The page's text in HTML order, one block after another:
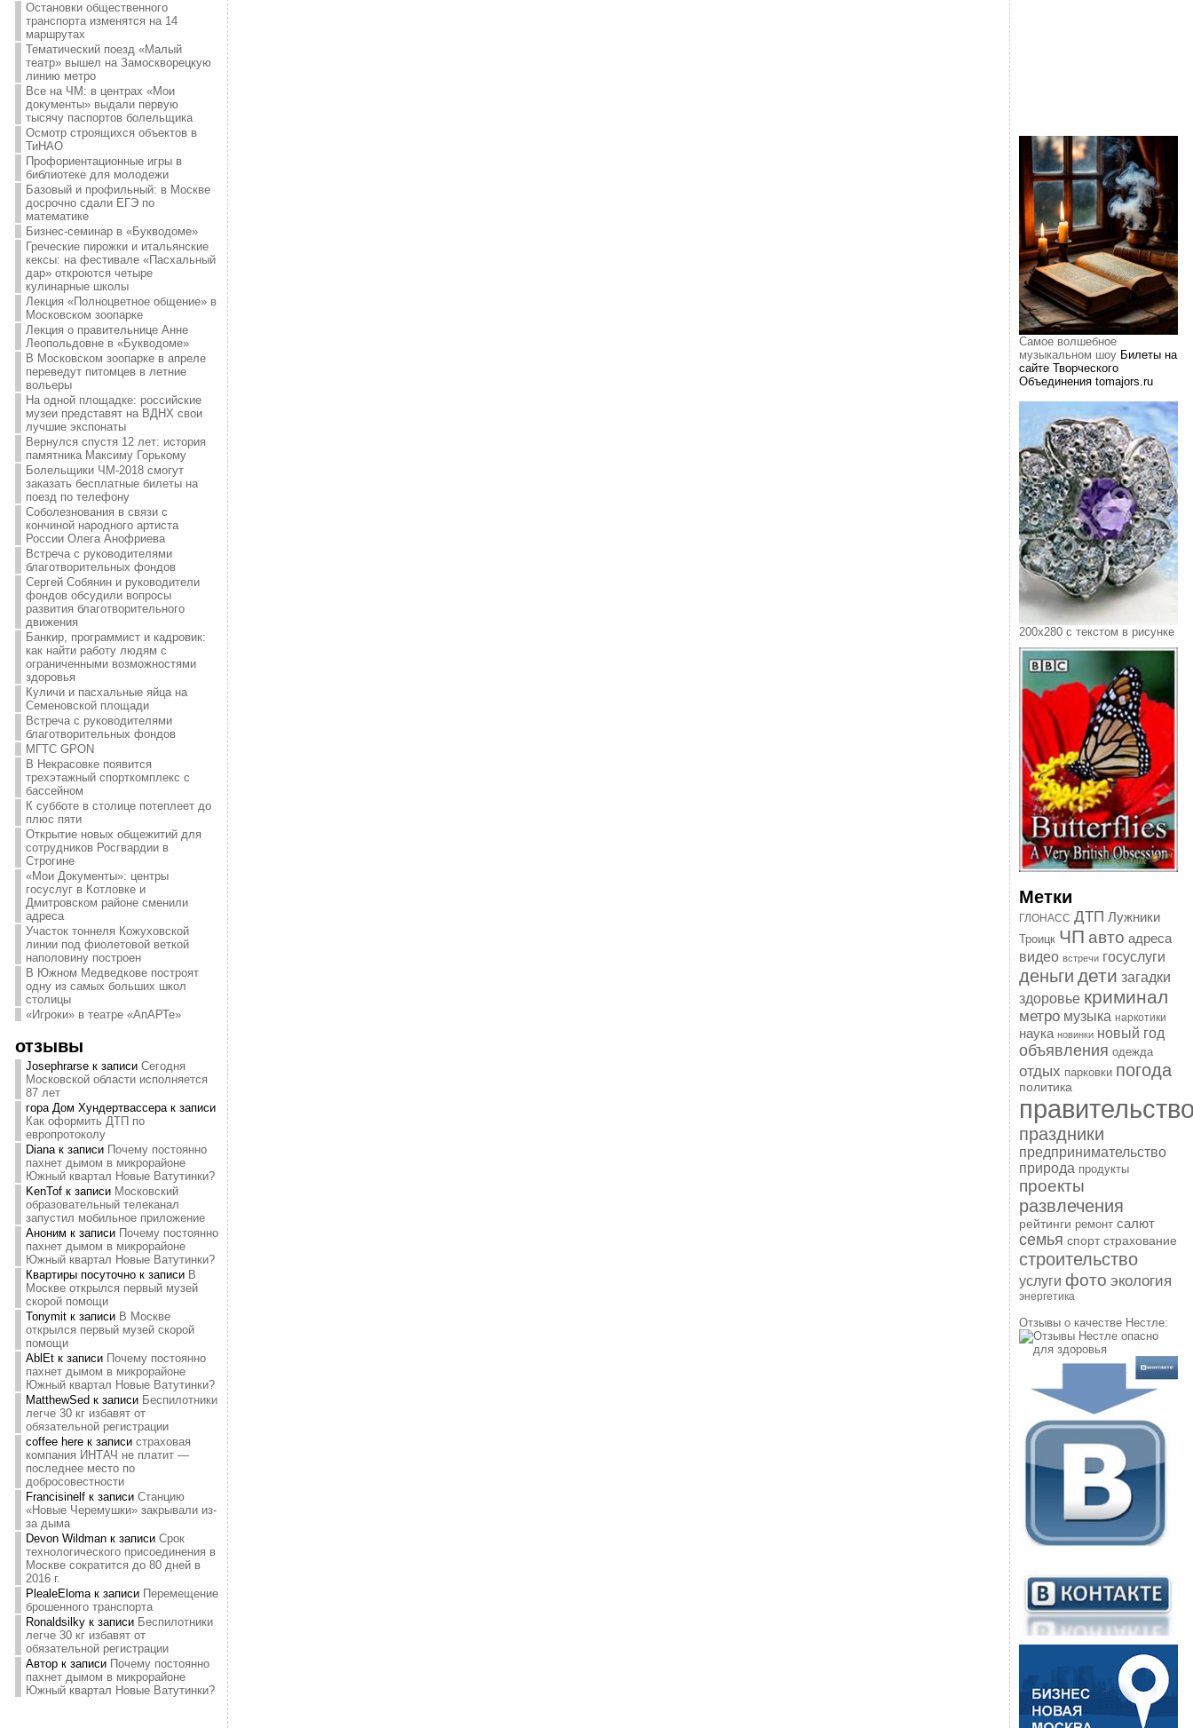
Остановки общественного
транспорта изменятся на 14
маршрутах
Тематический поезд «Малый
театр» вышел на Замоскворецкую
линию метро
Все на ЧМ: в центрах «Мои
документы» выдали первую
тысячу паспортов болельщика
Осмотр строящихся объектов в
ТиНАО
Профориентационные игры в
библиотеке для молодежи
Базовый и профильный: в Москве
досрочно сдали ЕГЭ по
математике
Бизнес-семинар в «Букводоме»
Греческие пирожки и итальянские
кексы: на фестивале «Пасхальный
дар» откроются четыре
кулинарные школы
Лекция «Полноцветное общение» в
Московском зоопарке
Лекция о правительнице Анне
Леопольдовне в «Букводоме»
В Московском зоопарке в апреле
переведут питомцев в летние
вольеры
На одной площадке: российские
музеи представят на ВДНХ свои
лучшие экспонаты
Вернулся спустя 12 лет: история
памятника Максиму Горькому
Болельщики ЧМ-2018 смогут
заказать бесплатные билеты на
поезд по телефону
Соболезнования в связи с
кончиной народного артиста
России Олега Анофриева
Встреча с руководителями
благотворительных фондов
Сергей Собянин и руководители
фондов обсудили вопросы
развития благотворительного
движения
Банкир, программист и кадровик:
как найти работу людям с
ограниченными возможностями
здоровья
Куличи и пасхальные яйца на
Семеновской площади
Встреча с руководителями
благотворительных фондов
МГТС GPON
В Некрасовке появится
трехэтажный спорткомплекс с
бассейном
К субботе в столице потеплеет до
плюс пяти
Открытие новых общежитий для
сотрудников Росгвардии в
Строгине
«Мои Документы»: центры
госуслуг в Котловке и
Дмитровском районе сменили
адреса
Участок тоннеля Кожуховской
линии под фиолетовой веткой
наполовину построен
В Южном Медведкове построят
одну из самых больших школ
столицы
«Игроки» в театре «АпАРТе»
отзывы
Josephrarseк записи Сегодня
Московской области исполняется
87 лет
гора Дом Хундертвассерак записи
Как оформить ДТП по
европротоколу
Dianaк записи Почему постоянно
пахнет дымом в микрорайоне
Южный квартал Новые Ватутинки?
KenTofк записи Московский
образовательный телеканал
запустил мобильное приложение
Аноним к записи Почему постоянно
пахнет дымом в микрорайоне
Южный квартал Новые Ватутинки?
Квартиры посуточнок записи В
Москве открылся первый музей
скорой помощи
Tonymitк записи В Москве
открылся первый музей скорой
помощи
AblEtк записи Почему постоянно
пахнет дымом в микрорайоне
Южный квартал Новые Ватутинки?
MatthewSed к записи Беспилотники
легче 30 кг избавят от
обязательной регистрации
coffee hereк записи страховая
компания ИНТАЧ не платит —
последнее место по
добросовестности
Francisinelfк записи Станцию
«Новые Черемушки» закрывали из-
за дыма
Devon Wildmanк записи Срок
технологического присоединения в
Москве сократится до 80 дней в
2016 г.
PlealeElomaк записи Перемещение
брошенного транспорта
Ronaldsilkyк записи Беспилотники
легче 30 кг избавят от
обязательной регистрации
Авторк записи Почему постоянно
пахнет дымом в микрорайоне
Южный квартал Новые Ватутинки?
Самое волшебное
музыкальном шоуБилеты на
сайте Творческого
Объединения tomajors.ru
200х280 с текстом в рисунке
Метки
ГЛОНАСС ДТП Лужники
Троицк ЧП авто адреса
видео встречи госуслуги
деньги дети загадки
здоровье криминал
метро музыка наркотики
наука новинки новый год
объявления одежда
отдых парковки погода
политика
праздники
предпринимательство
природа продукты
проекты
развлечения
рейтинги ремонт салют
семья спорт страхование
строительство
услуги фото экология
энергетика
Отзывы о качестве Нестле: